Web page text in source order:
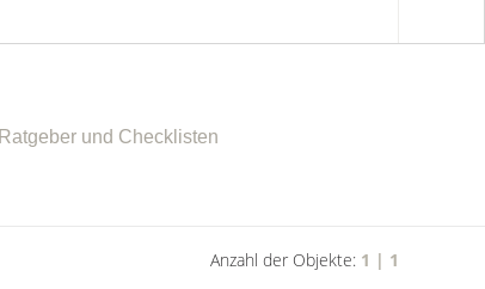
Ratgeber und Checklisten
Anzahl der Objekte: 1 | 1